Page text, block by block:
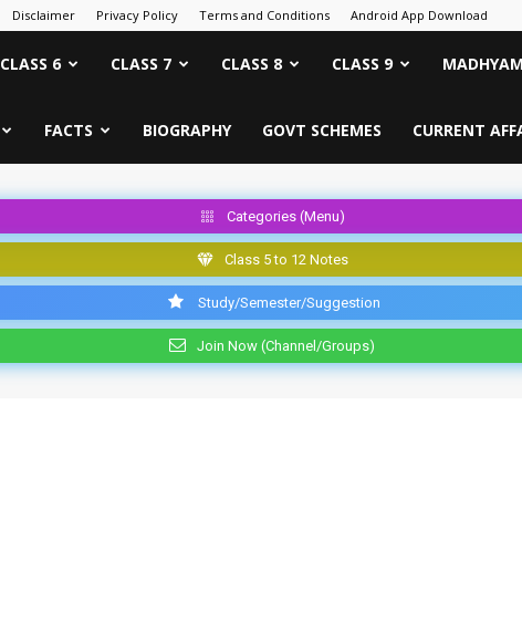
Disclaimer Privacy Policy Terms and Conditions Android App Download
CLASS 6 CLASS 7 CLASS 8 CLASS 9
FACTS BIOGRAPHY GOVT SCHEMES CURRENT
Categories (Menu)
Class 5 to 12 Notes
Study/Semester/Suggestion
Join Now (Channel/Groups)